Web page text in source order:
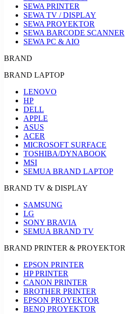
SEWA PRINTER
SEWA TV / DISPLAY
SEWA PROYEKTOR
SEWA BARCODE SCANNER
SEWA PC & AIO
BRAND
BRAND LAPTOP
LENOVO
HP
DELL
APPLE
ASUS
ACER
MICROSOFT SURFACE
TOSHIBA/DYNABOOK
MSI
SEMUA BRAND LAPTOP
BRAND TV & DISPLAY
SAMSUNG
LG
SONY BRAVIA
SEMUA BRAND TV
BRAND PRINTER & PROYEKTOR
EPSON PRINTER
HP PRINTER
CANON PRINTER
BROTHER PRINTER
EPSON PROYEKTOR
BENQ PROYEKTOR